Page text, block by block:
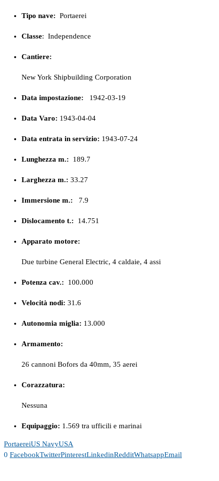
Tipo nave: Portaerei
Classe: Independence
Cantiere:
New York Shipbuilding Corporation
Data impostazione: 1942-03-19
Data Varo: 1943-04-04
Data entrata in servizio: 1943-07-24
Lunghezza m.: 189.7
Larghezza m.: 33.27
Immersione m.: 7.9
Dislocamento t.: 14.751
Apparato motore:
Due turbine General Electric, 4 caldaie, 4 assi
Potenza cav.: 100.000
Velocità nodi: 31.6
Autonomia miglia: 13.000
Armamento:
26 cannoni Bofors da 40mm, 35 aerei
Corazzatura:
Nessuna
Equipaggio: 1.569 tra ufficili e marinai
PortaereiUS NavyUSA
0 FacebookTwitterPinterestLinkedinRedditWhatsappEmail